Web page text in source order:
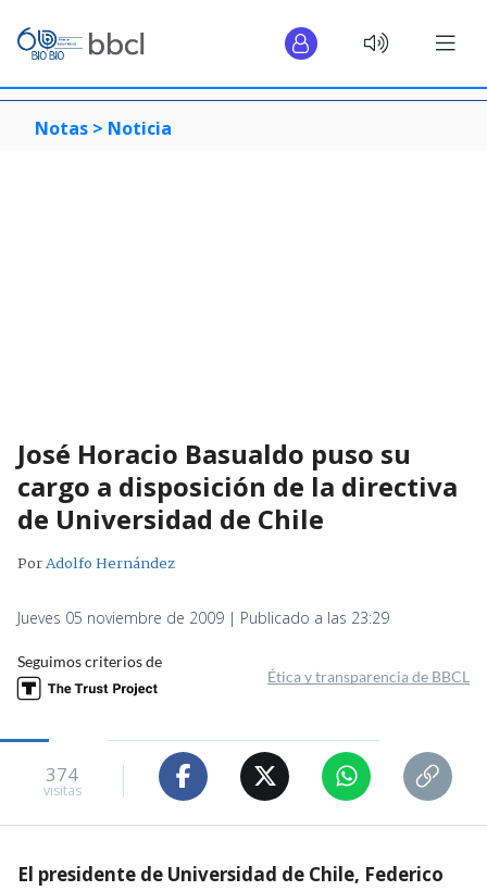
Notas > Noticia
José Horacio Basualdo puso su
cargo a disposición de la directiva
de Universidad de Chile
PorAdolfo Hernández
Jueves 05 noviembre de 2009 | Publicado a las 23:29
Seguimos criterios de
Ética y transparencia de BBCL
374
visitas
El presidente de Universidad de Chile, Federico